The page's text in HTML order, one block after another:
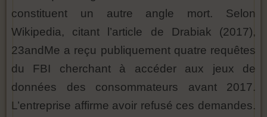
constituent un autre angle mort. Selon
Wikipedia, citant l’article de Drabiak (2017),
23andMe a reçu publiquement quatre requêtes
du FBI cherchant à accéder aux jeux de
données des consommateurs avant 2017.
L’entreprise affirme avoir refusé ces demandes.